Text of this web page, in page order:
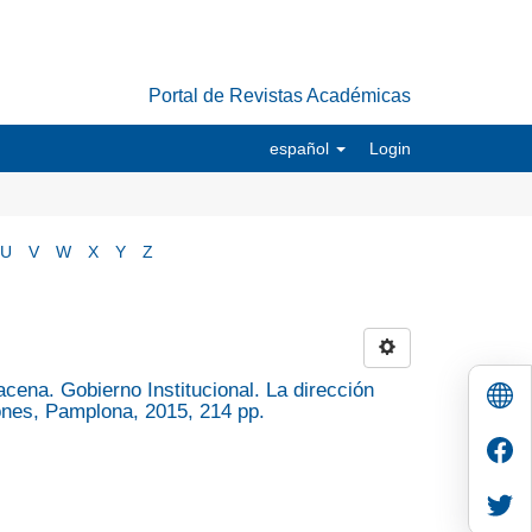
Portal de Revistas Académicas
español Login
U V W X Y Z
Gobierno Institucional. La dirección
Pamplona, 2015, 214 pp.